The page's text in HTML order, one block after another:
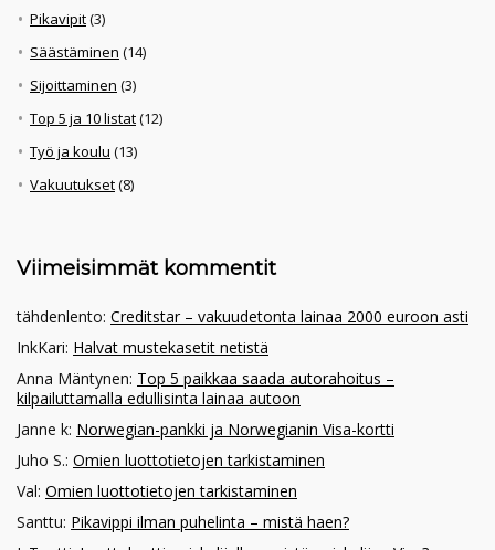
Pikavipit(3)
Säästäminen (14)
Sijoittaminen (3)
Top 5 ja 10 listat(12)
Työ ja koulu (13)
Vakuutukset(8)
Viimeisimmät kommentit
tähdenlento: Creditstar – vakuudetonta lainaa 2000 euroon asti
InkKari: Halvat mustekasetit netistä
Anna Mäntynen: Top 5 paikkaa saada autorahoitus –
kilpailuttamalla edullisinta lainaa autoon
Janne k: Norwegian-pankki ja Norwegianin Visa-kortti
Juho S.: Omien luottotietojen tarkistaminen
Val: Omien luottotietojen tarkistaminen
Santtu: Pikavippi ilman puhelinta – mistä haen?